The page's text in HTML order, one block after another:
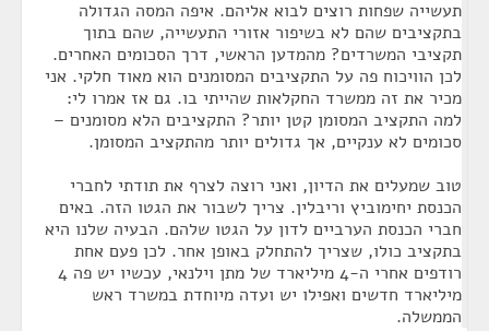
תעשייה שפחות רוצים לבוא אליהם. איפה המסה הגדולה
בתקציבים שהם לא בשיפור אזורי התעשייה, שהם בתוך
תקציבי המשרדים? מהמדען הראשי, דרך הסכומים האחרים.
לכן הוויכוח פה על התקציבים המסומנים הוא מאוד חלקי. אני
מכיר את זה ממשרד החקלאות שהייתי בו. גם אז אמרו לי:
למה התקציב המסומן קטן יותר? התקציבים הלא מסומנים –
סכומים לא ענקיים, אך גדולים יותר מהתקציב המסומן.
טוב שמעלים את הדיון, ואני רוצה לצרף את תודתי לחברי
הכנסת יחימוביץ וריבלין. צריך לשבור את הגטו הזה. באים
חברי הכנסת הערביים לדון על הגטו שלהם. הבעיה שלנו היא
בתקציב כולו, שצריך להתחלק באופן אחר. לכן פעם אחת
רודפים אחרי ה-4 מיליארד של מתן וילנאי, עכשיו יש פה 4
מיליארד חדשים ואפילו יש ועדה מיוחדת במשרד ראש
הממשלה.